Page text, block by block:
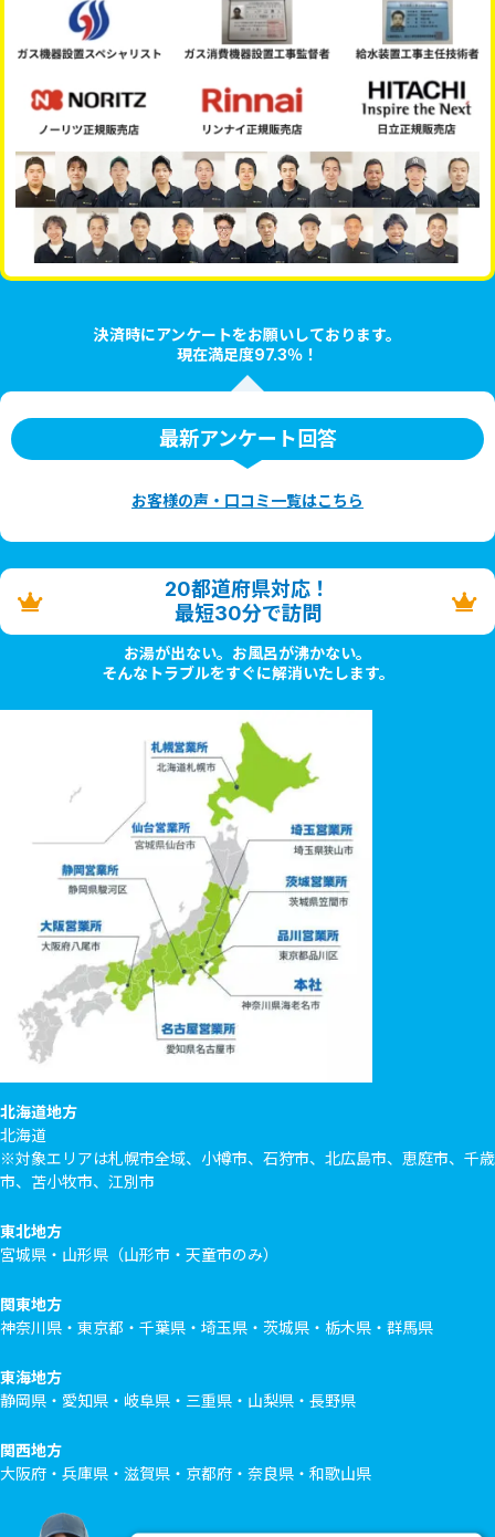
決済時にアンケートをお願いしております。
現在満足度97.3％！
最新アンケート回答
お客様の声・口コミ一覧はこちら
20都道府県対応！
最短30分で訪問
お湯が出ない。お風呂が沸かない。
そんなトラブルをすぐに解消いたします。
北海道地方
北海道
※対象エリアは札幌市全域、小樽市、石狩市、北広島市、恵庭市、千歳
市、苫小牧市、江別市
東北地方
宮城県・山形県（山形市・天童市のみ）
関東地方
神奈川県・東京都・千葉県・埼玉県・茨城県・栃木県・群馬県
東海地方
静岡県・愛知県・岐阜県・三重県・山梨県・長野県
関西地方
大阪府・兵庫県・滋賀県・京都府・奈良県・和歌山県